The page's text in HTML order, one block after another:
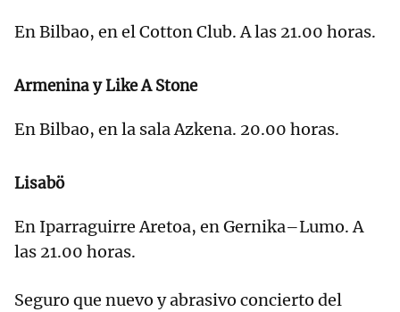
En Bilbao, en el Cotton Club. A las 21.00 horas.
Armenina y Like A Stone
En Bilbao, en la sala Azkena. 20.00 horas.
Lisabö
En Iparraguirre Aretoa, en Gernika–Lumo. A
las 21.00 horas.
Seguro que nuevo y abrasivo concierto del